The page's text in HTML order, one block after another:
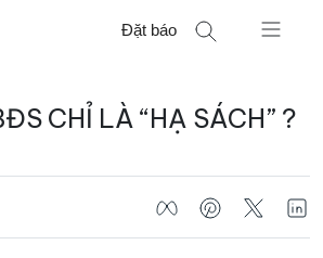
Đặt báo
CHỈ LÀ “HẠ SÁCH” ?